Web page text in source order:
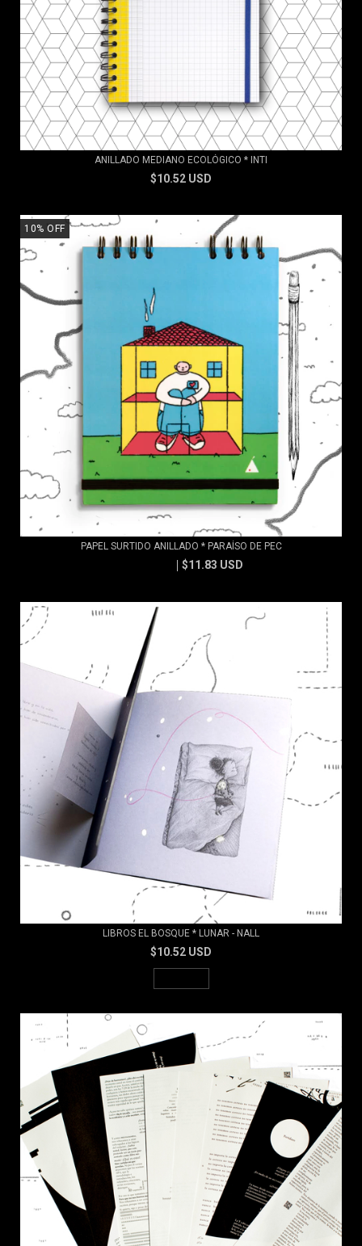
ANILLADO MEDIANO ECOLÓGICO * INTI
$10.52 USD
10% OFF
PAPEL SURTIDO ANILLADO * PARAÍSO DE PEC
$11.83 USD
LIBROS EL BOSQUE * LUNAR - NALL
$10.52 USD